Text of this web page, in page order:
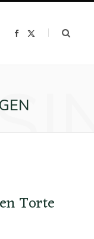
F
Torte